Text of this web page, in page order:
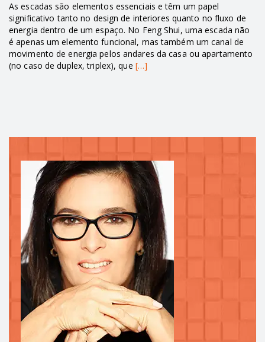
As escadas são elementos essenciais e têm um papel
significativo tanto no design de interiores quanto no fluxo de
energia dentro de um espaço. No Feng Shui, uma escada não
é apenas um elemento funcional, mas também um canal de
movimento de energia pelos andares da casa ou apartamento
(no caso de duplex, triplex), que […]